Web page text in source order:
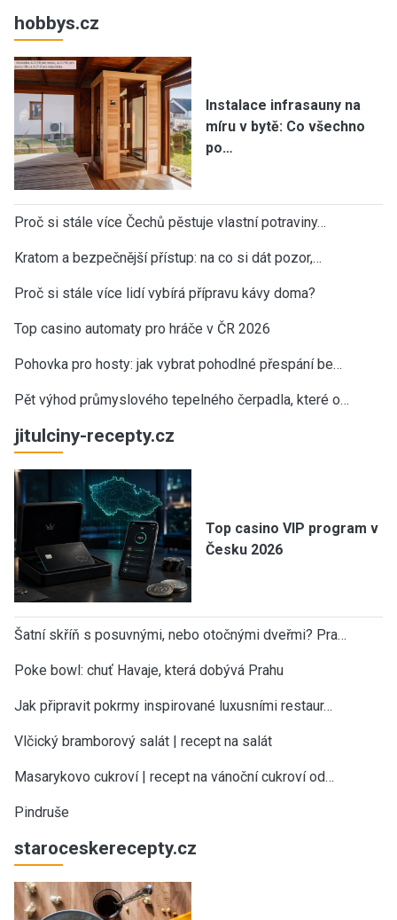
hobbys.cz
Instalace infrasauny na
míru v bytě: Co všechno
po…
Proč si stále více Čechů pěstuje vlastní potraviny…
Kratom a bezpečnější přístup: na co si dát pozor,…
Proč si stále více lidí vybírá přípravu kávy doma?
Top casino automaty pro hráče v ČR 2026
Pohovka pro hosty: jak vybrat pohodlné přespání be…
Pět výhod průmyslového tepelného čerpadla, které o…
jitulciny-recepty.cz
Top casino VIP program v
Česku 2026
Šatní skříň s posuvnými, nebo otočnými dveřmi? Pra…
Poke bowl: chuť Havaje, která dobývá Prahu
Jak připravit pokrmy inspirované luxusními restaur…
Vlčický bramborový salát | recept na salát
Masarykovo cukroví | recept na vánoční cukroví od…
Pindruše
staroceskerecepty.cz